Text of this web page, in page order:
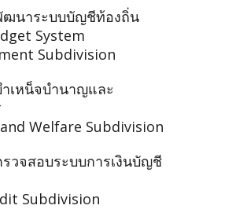
ฒนาระบบบัญชีท้องถิ่น
System
Subdivision
เหน็จบำนาญและ
Welfare Subdivision
วจสอบระบบการเงินบัญชี
Subdivision